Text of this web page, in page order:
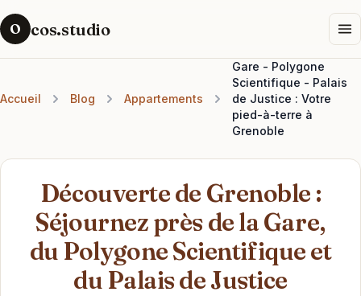
O cos.studio
Accueil Blog Appartements
Gare - Polygone
Scientifique - Palais
de Justice : Votre
pied-à-terre à
Grenoble
Découverte de Grenoble :
Séjournez près de la Gare,
du Polygone Scientifique et
du Palais de Justice